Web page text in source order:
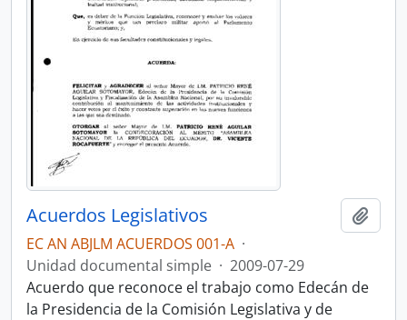
Acuerdos Legislativos
EC AN ABJLM ACUERDOS 001-A ·
Unidad documental simple · 2009-07-29
Acuerdo que reconoce el trabajo como Edecán de
la Presidencia de la Comisión Legislativa y de